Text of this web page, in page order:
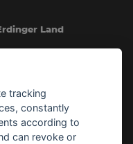
Land
land.de
tracking
constantly
according to
can revoke or